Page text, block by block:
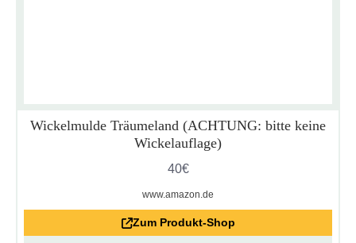
Wickelmulde Träumeland (ACHTUNG: bitte keine
Wickelauflage)
40€
www.amazon.de
Zum Produkt-Shop
DatenschutzerklärungImpressum